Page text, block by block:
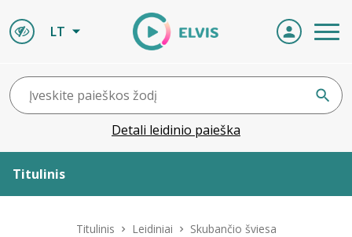
LT
Detali leidinio paieška
Titulinis
Titulinis Leidiniai Skubančio šviesa